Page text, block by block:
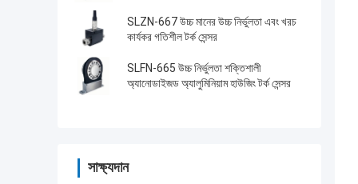
SLZN-667 উচ্চ মানের উচ্চ নির্ভুলতা এবং খরচ
কার্যকর গতিশীল টর্ক সেন্সর
SLFN-665 উচ্চ নির্ভুলতা শক্তিশালী
অ্যানোডাইজড অ্যালুমিনিয়াম হাউজিং টর্ক সেন্সর
সাক্ষ্যদান